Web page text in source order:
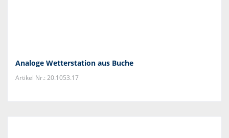
Analoge Wetterstation aus Buche
Artikel Nr.: 20.1053.17